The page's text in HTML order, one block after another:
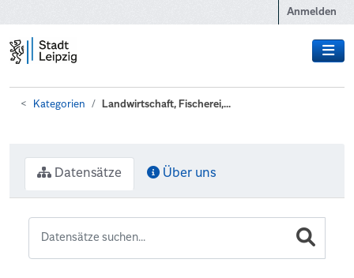
Anmelden
Kategorien Landwirtschaft, Fischerei,...
Datensätze Über uns